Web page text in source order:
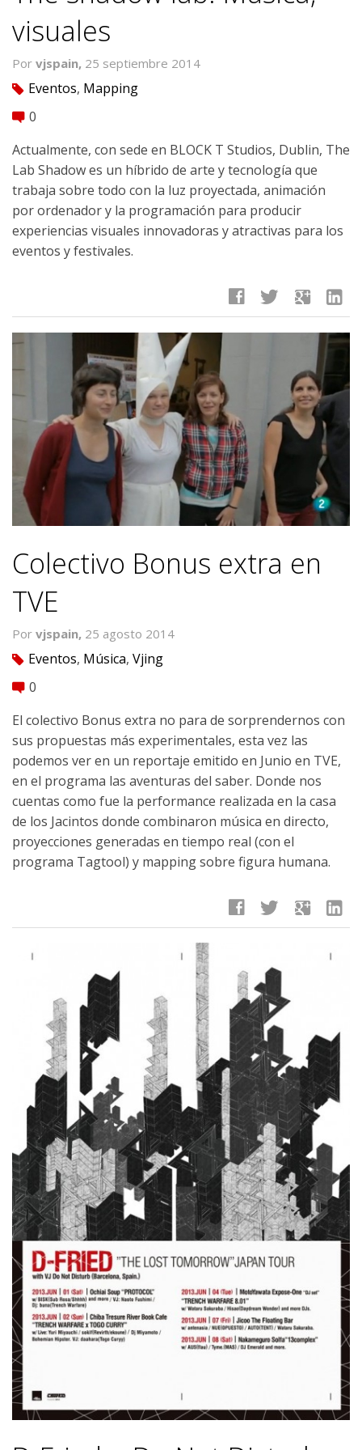
visuales
Por vjspain, 25 septiembre 2014
tag Eventos, Mapping
comment 0
Actualmente, con sede en BLOCK T Studios, Dublin, The
Lab Shadow es un híbrido de arte y tecnología que
trabaja sobre todo con la luz proyectada, animación
por ordenador y la programación para producir
experiencias visuales innovadoras y atractivas para los
eventos y festivales.
facebook twitter google linkedin
Colectivo Bonus extra en
TVE
Por vjspain, 25 agosto 2014
tag Eventos, Música, Vjing
comment 0
El colectivo Bonus extra no para de sorprendernos con
sus propuestas más experimentales, esta vez las
podemos ver en un reportaje emitido en Junio en TVE,
en el programa las aventuras del saber. Donde nos
cuentas como fue la performance realizada en la casa
de los Jacintos donde combinaron música en directo,
proyecciones generadas en tiempo real (con el
programa Tagtool) y mapping sobre figura humana.
facebook twitter google linkedin